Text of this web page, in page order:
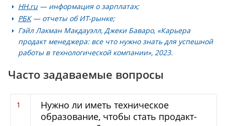
HH.ru— информация о зарплатах;
РБК— отчеты об ИТ-рынке;
Гэйл Лакман Макдауэлл, ‎Джеки Баваро, «Карьера
продакт менеджера: все что нужно знать для успешной
работы в технологической компании», 2023.
Часто задаваемые вопросы
Нужно ли иметь техническое
образование, чтобы стать продакт-